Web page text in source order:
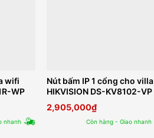
wifi
WP
nhanh
Nút bấm IP 1 cổng cho villa
HIKVISION DS-KV8102-VP
2,905,000₫
Còn hàng - Giao nhanh